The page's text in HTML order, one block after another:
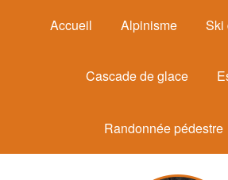
Accueil Alpinisme Ski
Cascade de glace
Randonnée pédestre